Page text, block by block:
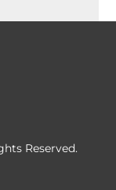
Reserved.